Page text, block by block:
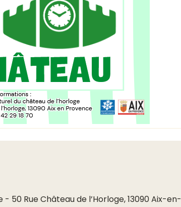
50 Rue Château de l’Horloge, 13090 Aix-en-